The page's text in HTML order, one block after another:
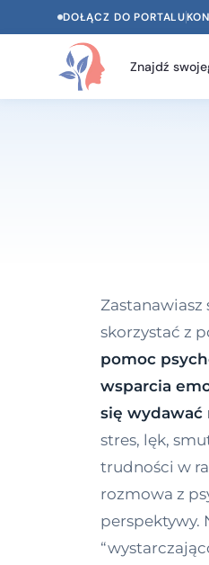
DOŁĄCZ DO PORTALU
Znajdź
Zastanawiasz
skorzystać z
pomoc
wsparcia
się wydawać
stres, lęk,
trudności w
rozmowa z
perspektywy.